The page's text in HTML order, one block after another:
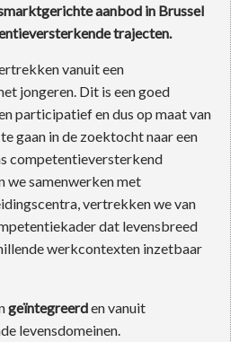
aanbod in Brussel
trajecten.
vanuit een
jongeren. Dit is een goed
participatief en dus op maat van
gaan in de zoektocht naar een
competentieversterkend
we samenwerken met
vertrekken we van
dat levensbreed
werkcontexten inzetbaar
geïntegreerden vanuit
levensdomeinen.